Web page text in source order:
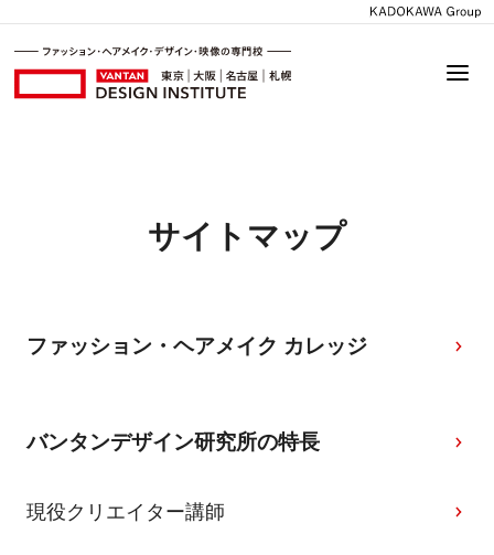
サイトマップ
ファッション・ヘアメイク カレッジ
バンタンデザイン研究所の特長
現役クリエイター講師